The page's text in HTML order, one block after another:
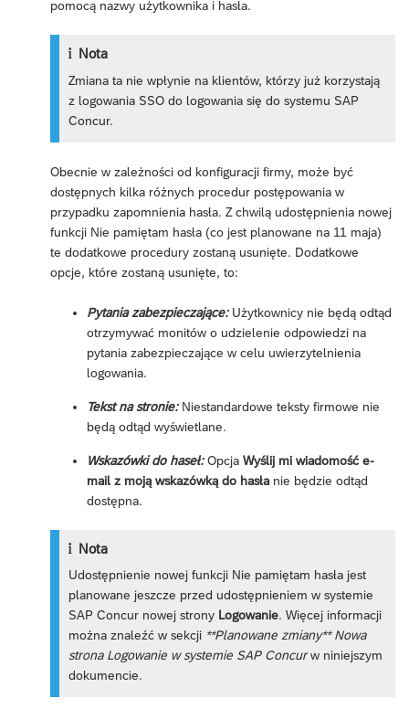
pomocą nazwy użytkownika i hasła.
Nota
Zmiana ta nie wpłynie na klientów, którzy już korzystają
z logowania SSO do logowania się do systemu SAP
Concur.
Obecnie w zależności od konfiguracji firmy, może być
dostępnych kilka różnych procedur postępowania w
przypadku zapomnienia hasła. Z chwilą udostępnienia nowej
funkcji Nie pamiętam hasła (co jest planowane na 11 maja)
te dodatkowe procedury zostaną usunięte. Dodatkowe
opcje, które zostaną usunięte, to:
Pytania zabezpieczające:Użytkownicy nie będą odtąd
otrzymywać monitów o udzielenie odpowiedzi na
pytania zabezpieczające w celu uwierzytelnienia
logowania.
Tekst na stronie:Niestandardowe teksty firmowe nie
będą odtąd wyświetlane.
Wskazówki do haseł:Opcja Wyślij mi wiadomość e-
mail z moją wskazówką do hasła nie będzie odtąd
dostępna.
Nota
Udostępnienie nowej funkcji Nie pamiętam hasła jest
planowane jeszcze przed udostępnieniem w systemie
SAP Concur nowej strony Logowanie. Więcej informacji
można znaleźć w sekcji **Planowane zmiany** Nowa
strona Logowanie w systemie SAP Concurw niniejszym
dokumencie.